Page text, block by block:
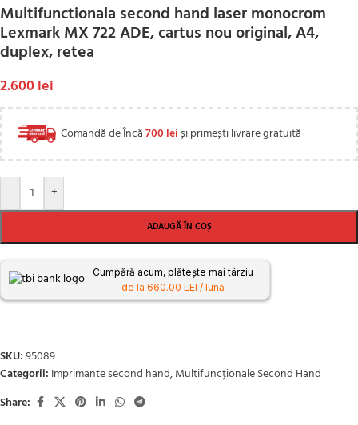
Multifunctionala second hand laser monocrom
Lexmark MX 722 ADE, cartus nou original, A4,
duplex, retea
2.600lei
Comandă de Încă700 leiși primești livrare gratuită
- +
ADAUGĂ ÎN COȘ
Cumpără acum, plătește mai târziu
de la 660.00 LEI / lună
SKU:95089
Categorii: Imprimante second hand,Multifuncţionale Second Hand
Share: